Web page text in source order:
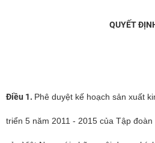
QUYẾT
Điều 1. Phê duyệt kế hoạch sản xuất
triển 5 năm 2011 - 2015 của Tập